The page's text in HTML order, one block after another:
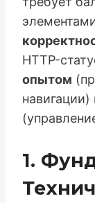
HTTP-
опытом
навигации)
1.